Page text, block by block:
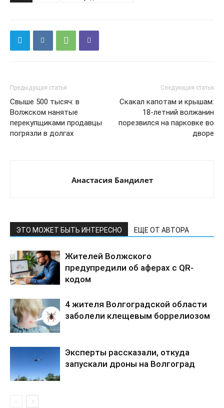
Предыдущая статья
Свыше 500 тысяч: в
Волжском нанятые
перекупщиками продавцы
погрязли в долгах
Следующая статья
Скакал капотам и крышам:
18-летний волжанин
порезвился на парковке во
дворе
Анастасия Бандилет
ЭТО МОЖЕТ БЫТЬ ИНТЕРЕСНО ЕЩЕ ОТ АВТОРА
Жителей Волжского
предупредили об аферах с QR-
кодом
4 жителя Волгоградской области
заболели клещевым боррелиозом
Эксперты рассказали, откуда
запускали дроны на Волгоград